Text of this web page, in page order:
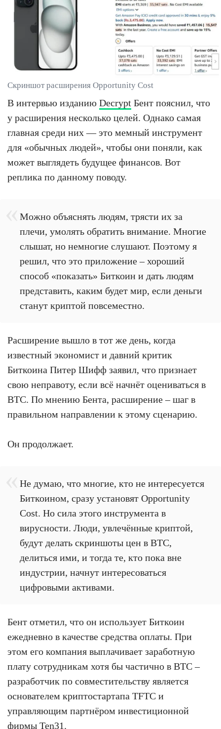
Скриншот расширения Opportunity Cost
В интервью изданию Decrypt Бент пояснил, что
у расширения несколько целей. Однако самая
главная среди них — это мемный инструмент
для «обычных людей», чтобы они поняли, как
может выглядеть будущее финансов. Вот
реплика по данному поводу.
Можно объяснять людям, трясти их за
плечи, умолять обратить внимание. Многие
слышат, но немногие слушают. Поэтому я
решил, что это приложение – хороший
способ «показать» Биткоин и дать людям
представить, каким будет мир, если деньги
станут криптой повсеместно.
Расширение вышло в тот же день, когда
известный экономист и давний критик
Биткоина Питер Шифф заявил, что признает
свою неправоту, если всё начнёт оцениваться в
BTC. По мнению Бента, расширение – шаг в
правильном направлении к этому сценарию.
Он продолжает.
Не думаю, что многие, кто не интересуется
Биткоином, сразу установят Opportunity
Cost. Но сила этого инструмента в
вирусности. Люди, увлечённые криптой,
будут делать скриншоты цен в BTC,
делиться ими, и тогда те, кто пока вне
индустрии, начнут интересоваться
цифровыми активами.
Бент отметил, что он использует Биткоин
ежедневно в качестве средства оплаты. При
этом его компания выплачивает заработную
плату сотрудникам хотя бы частично в BTC –
разработчик по совместительству является
основателем криптостартапа TFTC и
управляющим партнёром инвестиционной
фирмы Ten31.